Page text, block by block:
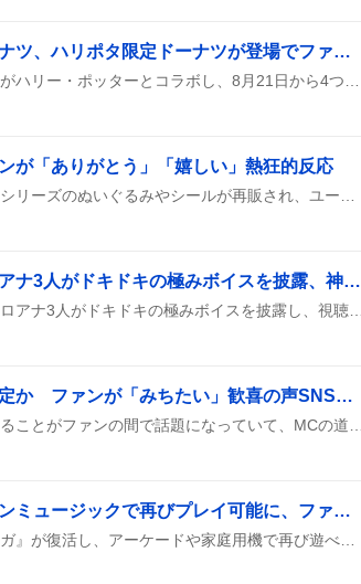
クリスピー・クリーム・ドーナツ、ハリポタ限定ドーナツが登場でファン歓喜
が「ありがとう」「嬉しい」熱狂的反応
昼ホロ『真夏の奇跡』でホロアナ3人がドキドキの極みボイスを披露、神回と称賛の声続出
岩崎大昇、逆転男子出演が決定か ファンが「みちたい」歓喜の声SNSで大盛り上がり
モボモガ復活に歓喜！ポップンミュージックで再びプレイ可能に、ファンが沸く